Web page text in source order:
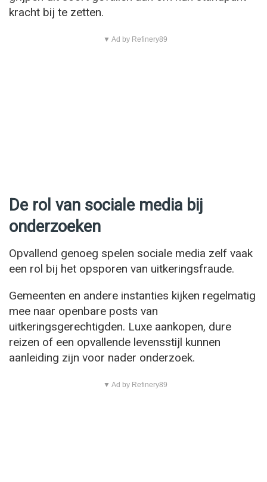
kracht bij te zetten.
▼ Ad by Refinery89
De rol van sociale media bij
onderzoeken
Opvallend genoeg spelen sociale media zelf vaak
een rol bij het opsporen van uitkeringsfraude.
Gemeenten en andere instanties kijken regelmatig
mee naar openbare posts van
uitkeringsgerechtigden. Luxe aankopen, dure
reizen of een opvallende levensstijl kunnen
aanleiding zijn voor nader onderzoek.
▼ Ad by Refinery89